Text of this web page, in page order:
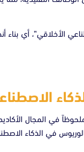
الأخلاقي”، أي بناء
ملحوظاً في المجال
في الذكاء